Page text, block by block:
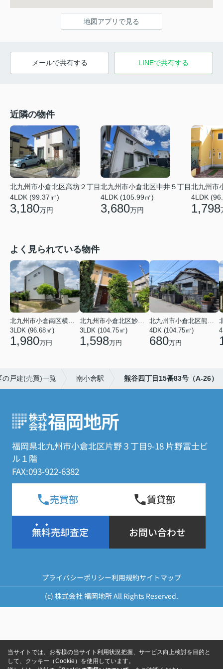
地図アプリで見る
メールで共有する LINEで共有する
近隣の物件
北九州市小倉北区高坊２丁目
4LDK (99.37㎡)
3,180万円
北九州市小倉北区中井５丁目
4LDK (105.99㎡)
3,680万円
北九州市
4LDK
1,798
よく見られている物件
北九州市小倉南区横代東町２丁目
3LDK (96.68㎡)
1,980万円
北九州市小倉北区妙見町
3LDK (104.75㎡)
1,598万円
北九州市小倉北区熊谷４丁目
4DK (104.75㎡)
680万円
の戸建(売買)一覧 南小倉駅 熊谷四丁目15番83号（A-26）
福岡県北九州市小倉北区片野３丁目9-18 片野冨士ビ
ル１階
FAX:093-922-6382
売買部 賃貸部
無料売却査定 お問い合わせ
プライバシーポリシー利用規約サイトマップ
(c) 株式会社 福岡地所 All Rights Reserved.
当サイトでは、お客様の当サイト利用状況把握、サービス向上検討を目的と
して、クッキー（Cookie）を使用しています。